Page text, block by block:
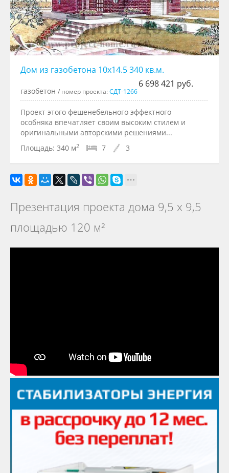
Дом из газобетона 10x14.5 340 кв.м.
6 698 421 руб.
газобетон / номер проекта:СДТ-1266
Проект этого фешенебельного эффектного
особняка впечатляет своим высоким стилем и
оригинальными авторскими решениями...
Площадь: 340 м2 7 3
Презентация проекта дома 9,5 х 9,5
площадью 120 м²